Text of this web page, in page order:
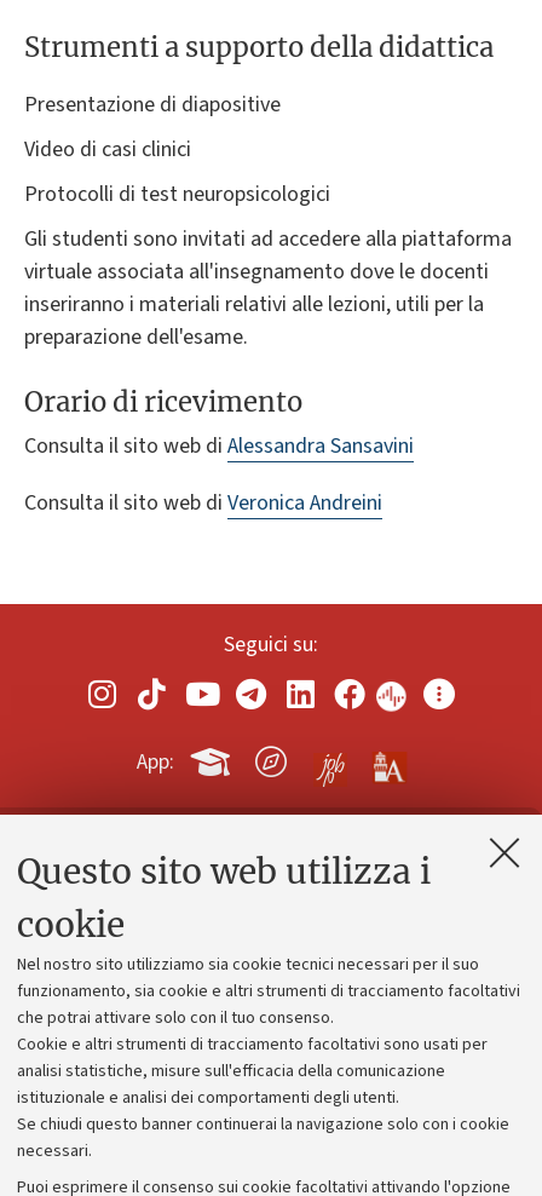
Questo sito web utilizza i
cookie
Nel nostro sito utilizziamo sia cookie tecnici necessari per il suo
funzionamento, sia cookie e altri strumenti di tracciamento facoltativi
che potrai attivare solo con il tuo consenso.
Cookie e altri strumenti di tracciamento facoltativi sono usati per
analisi statistiche, misure sull'efficacia della comunicazione
istituzionale e analisi dei comportamenti degli utenti.
Se chiudi questo banner continuerai la navigazione solo con i cookie
necessari.
Puoi esprimere il consenso sui cookie facoltativi attivando l'opzione
Strumenti a supporto della didattica
Presentazione di diapositive
Video di casi clinici
Protocolli di test neuropsicologici
Gli studenti sono invitati ad accedere alla piattaforma
virtuale associata all'insegnamento dove le docenti
inseriranno i materiali relativi alle lezioni, utili per la
preparazione dell'esame.
Orario di ricevimento
Consulta il sito web di Alessandra Sansavini
Consulta il sito web di Veronica Andreini
Seguici su:
App:
Contatti e PEC
Alumni community
Piano strategico
Bilanci
Donazioni e 5x1000
Bandi, gare e concorsi